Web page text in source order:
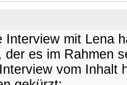
Interview mit Lena
der es im Rahmen
vom Inhalt